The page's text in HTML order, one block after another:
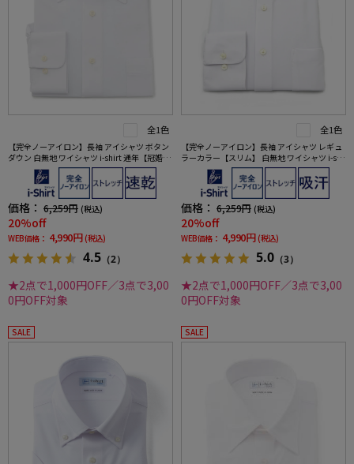
全1色
【完全ノーアイロン】長袖 アイシャツ ボタン
ダウン 白無地 ワイシャツ i-shirt 通年【冠婚葬
祭/リクルート使用可】
価格： 6,259円 (税込)
20%off
WEB価格： 4,990円 (税込)
4.5 （2）
★2点で1,000円OFF／3点で3,00
0円OFF対象
全1色
【完全ノーアイロン】長袖 アイシャツ レギュ
ラーカラー【スリム】 白無地 ワイシャツ i-shi
rt 通年【冠婚葬祭/リクルート使用可】
価格： 6,259円 (税込)
20%off
WEB価格： 4,990円 (税込)
5.0 （3）
★2点で1,000円OFF／3点で3,00
0円OFF対象
SALE SALE